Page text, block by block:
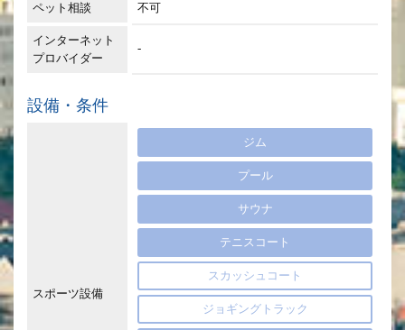
ペット相談 不可
インターネット
プロバイダー
-
設備・条件
スポーツ設備
ジム
プール
サウナ
テニスコート
スカッシュコート
ジョギングトラック